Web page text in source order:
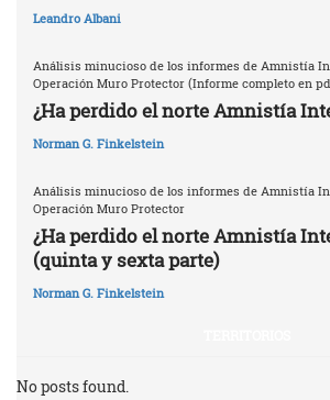
Leandro Albani
Análisis minucioso de los informes de Amnistía
Operación Muro Protector (Informe completo en
¿Ha perdido el norte Amnistía
Norman G. Finkelstein
Análisis minucioso de los informes de Amnistía
Operación Muro Protector
¿Ha perdido el norte Amnistía
(quinta y sexta parte)
Norman G. Finkelstein
No posts found.